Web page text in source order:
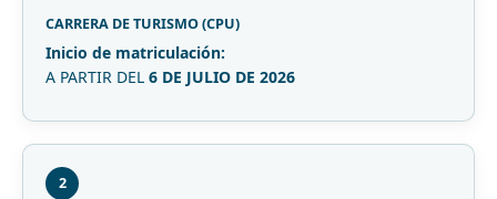
CARRERA DE TURISMO (CPU)
Inicio de matriculación:
A PARTIR DEL 6 DE JULIO DE 2026
2